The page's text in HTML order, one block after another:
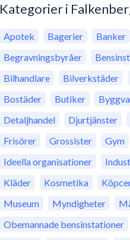
Kategorier i
Apotek Bagerier Banker
Begravningsbyråer
Bilhandlare
Bilverkstäder
Bostäder
Butiker
Detaljhandel
Djurtjänster
Frisörer
Grossister Gym
Ideella organisationer
Kläder
Kosmetika
Museum
Myndigheter
Obemannade bensinstationer